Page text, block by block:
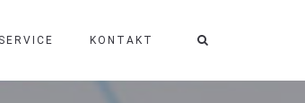
SERVICE KONTAKT